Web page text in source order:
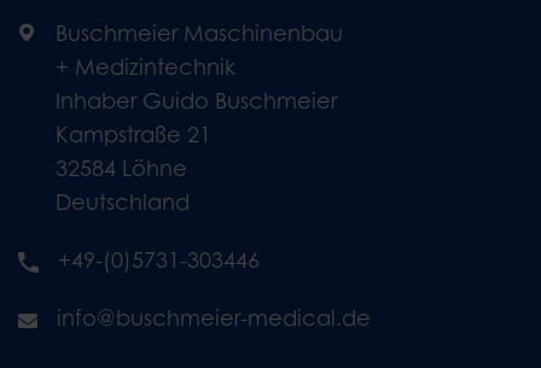
Buschmeier Maschinenbau
+ Medizintechnik
Inhaber Guido Buschmeier
Kampstraße 21
32584 Löhne
Deutschland
+49-(0)5731-303446
info@buschmeier-medical.de